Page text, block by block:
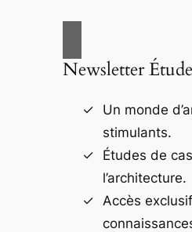
Newsletter
Un monde
stimulants.
Études de
l’architecture.
Accès